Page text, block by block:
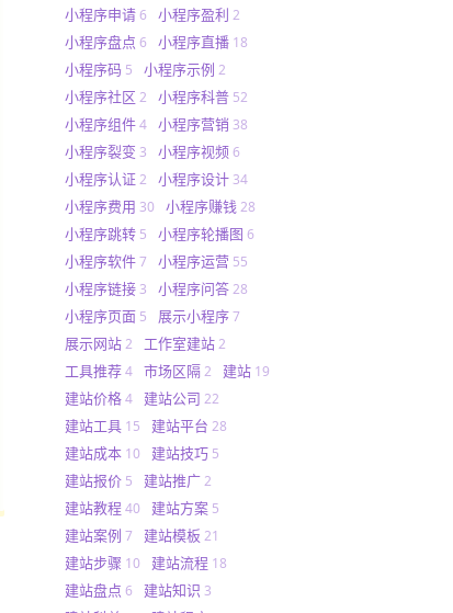
小程序申请 6 小程序盈利 2
小程序盘点 6 小程序直播 18
小程序码 5 小程序示例 2
小程序社区 2 小程序科普 52
小程序组件 4 小程序营销 38
小程序裂变 3 小程序视频 6
小程序认证 2 小程序设计 34
小程序费用 30 小程序赚钱 28
小程序跳转 5 小程序轮播图 6
小程序软件 7 小程序运营 55
小程序链接 3 小程序问答 28
小程序页面 5 展示小程序 7
展示网站 2 工作室建站 2
工具推荐 4 市场区隔 2 建站 19
建站价格 4 建站公司 22
建站工具 15 建站平台 28
建站成本 10 建站技巧 5
建站报价 5 建站推广 2
建站教程 40 建站方案 5
建站案例 7 建站模板 21
建站步骤 10 建站流程 18
建站盘点 6 建站知识 3